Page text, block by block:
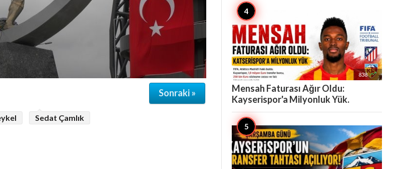
Sonraki »
Sedat Çamlık
838 
Mensah Faturası Ağır Oldu:
Kayserispor'a Milyonluk Yük.